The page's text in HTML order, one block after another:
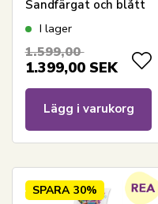
Sandfärgat och blått
påslakanset i 100%
sand - Auping
sänglinne
I lager
1.599,00
1.399,00 SEK
Lägg i varukorg
SPARA 30%